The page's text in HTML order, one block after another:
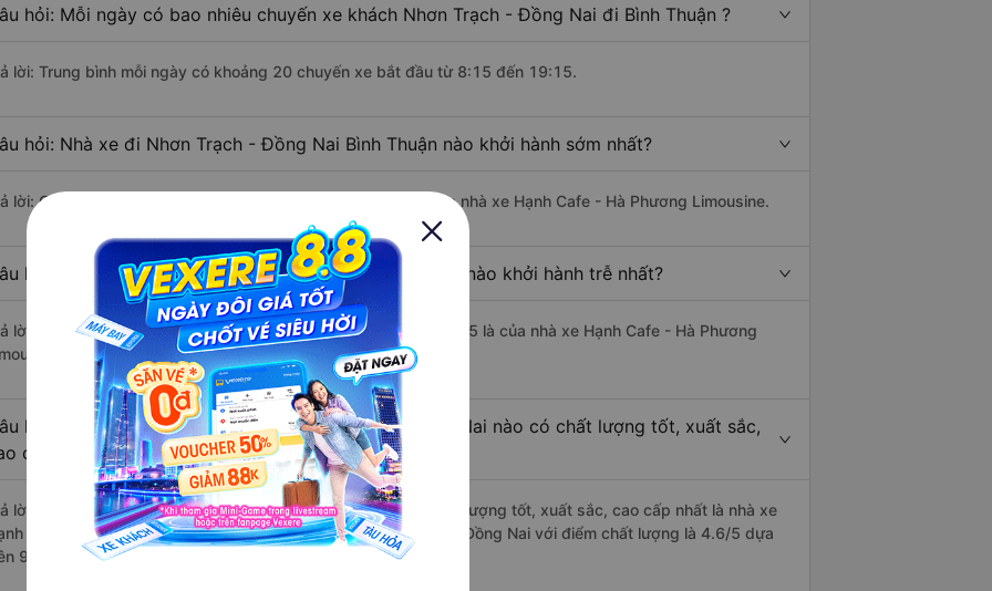
hỏi: Mỗi ngày có bao nhiêu chuyến xe khách Nhơn Trạch - Đồng Nai đi Bình Thuận ?
lời: Trung bình mỗi ngày có khoảng 20 chuyến xe bắt đầu từ 8:15 đến 19:15.
hỏi: Nhà xe đi Nhơn Trạch - Đồng Nai Bình Thuận nào khởi hành sớm nhất?
lời: Chuyến xe có giờ xuất phát sớm nhất vào lúc 8:15 là của nhà xe Hạnh Cafe - Hà Phương Limousine.
hỏi: Nhà xe đi Bình Thuận từ Nhơn Trạch - Đồng Nai nào khởi hành trễ nhất?
lời: Chuyến xe có giờ xuất phát trễ (muộn) nhất là vào lúc 19:15 là của nhà xe Hạnh Cafe - Hà Phương
hỏi: Review xe đi Bình Thuận từ Nhơn Trạch - Đồng Nai nào có chất lượng tốt, xuất sắc,
cấp nhất?
lời: Những hãng xe đi Nhơn Trạch - Đồng Nai Bình Thuận chất lượng tốt, xuất sắc, cao cấp nhất là nhà xe
Cafe - Hà Phương Limousine đi Bình Thuận từ Nhơn Trạch - Đồng Nai với điểm chất lượng là 4.6/5 dựa
9206 đánh giá của khách hàng).